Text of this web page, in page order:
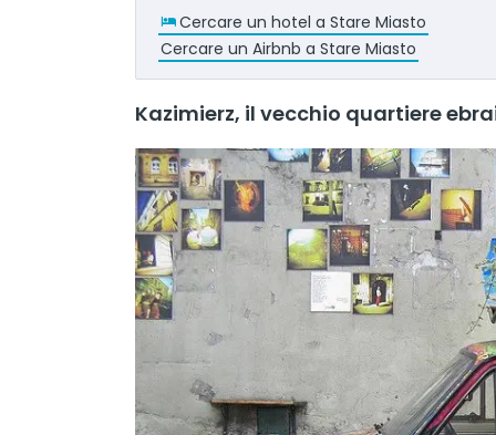
Cercare un hotel a Stare Miasto
Cercare un Airbnb a Stare Miasto
Kazimierz, il vecchio quartiere